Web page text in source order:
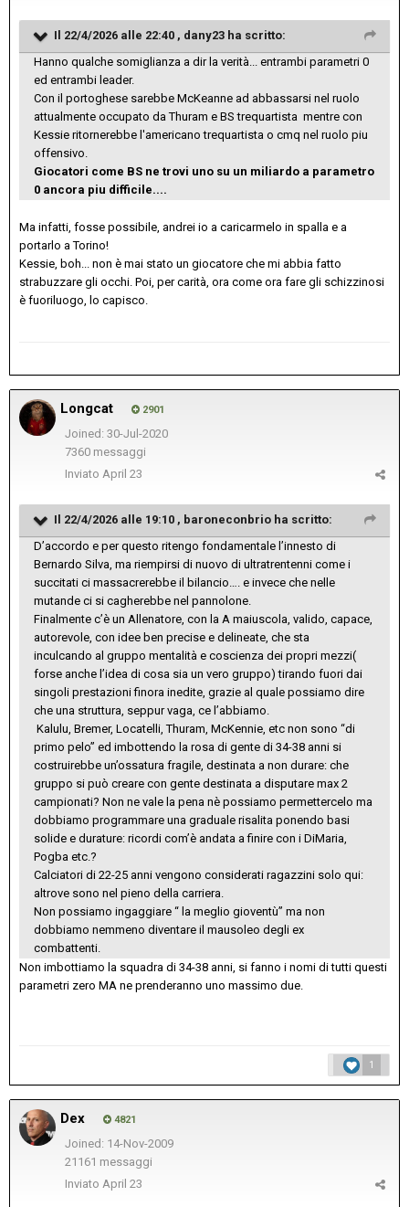
Il 22/4/2026 alle 22:40 , dany23 ha scritto:
Hanno qualche somiglianza a dir la verità... entrambi parametri 0
ed entrambi leader.
Con il portoghese sarebbe McKeanne ad abbassarsi nel ruolo
attualmente occupato da Thuram e BS trequartista mentre con
Kessie ritornerebbe l'americano trequartista o cmq nel ruolo piu
offensivo.
Giocatori come BS ne trovi uno su un miliardo a parametro
0 ancora piu difficile....
Ma infatti, fosse possibile, andrei io a caricarmelo in spalla e a
portarlo a Torino!
Kessie, boh... non è mai stato un giocatore che mi abbia fatto
strabuzzare gli occhi. Poi, per carità, ora come ora fare gli schizzinosi
è fuoriluogo, lo capisco.
Longcat 2901
Joined: 30-Jul-2020
7360 messaggi
Inviato April 23
Il 22/4/2026 alle 19:10 , baroneconbrio ha scritto:
D’accordo e per questo ritengo fondamentale l’innesto di
Bernardo Silva, ma riempirsi di nuovo di ultratrentenni come i
succitati ci massacrerebbe il bilancio…. e invece che nelle
mutande ci si cagherebbe nel pannolone.
Finalmente c’è un Allenatore, con la A maiuscola, valido, capace,
autorevole, con idee ben precise e delineate, che sta
inculcando al gruppo mentalità e coscienza dei propri mezzi(
forse anche l’idea di cosa sia un vero gruppo) tirando fuori dai
singoli prestazioni finora inedite, grazie al quale possiamo dire
che una struttura, seppur vaga, ce l’abbiamo.
Kalulu, Bremer, Locatelli, Thuram, McKennie, etc non sono “di
primo pelo” ed imbottendo la rosa di gente di 34-38 anni si
costruirebbe un’ossatura fragile, destinata a non durare: che
gruppo si può creare con gente destinata a disputare max 2
campionati? Non ne vale la pena nè possiamo permettercelo ma
dobbiamo programmare una graduale risalita ponendo basi
solide e durature: ricordi com’è andata a finire con i DiMaria,
Pogba etc.?
Calciatori di 22-25 anni vengono considerati ragazzini solo qui:
altrove sono nel pieno della carriera.
Non possiamo ingaggiare “ la meglio gioventù” ma non
dobbiamo nemmeno diventare il mausoleo degli ex
combattenti.
Non imbottiamo la squadra di 34-38 anni, si fanno i nomi di tutti questi
parametri zero MA ne prenderanno uno massimo due.
1
Dex 4821
Joined: 14-Nov-2009
21161 messaggi
Inviato April 23